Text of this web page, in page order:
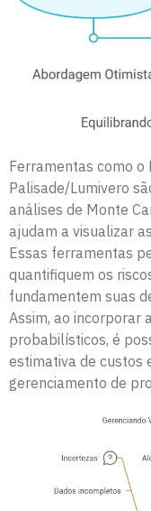
Ferramentas como o
Palisade/Lumivero
análises de Monte
ajudam a visualizar
Essas ferramentas
quantifiquem os
fundamentem suas
Assim, ao incorporar
probabilísticos, é
estimativa de custos
gerenciamento de